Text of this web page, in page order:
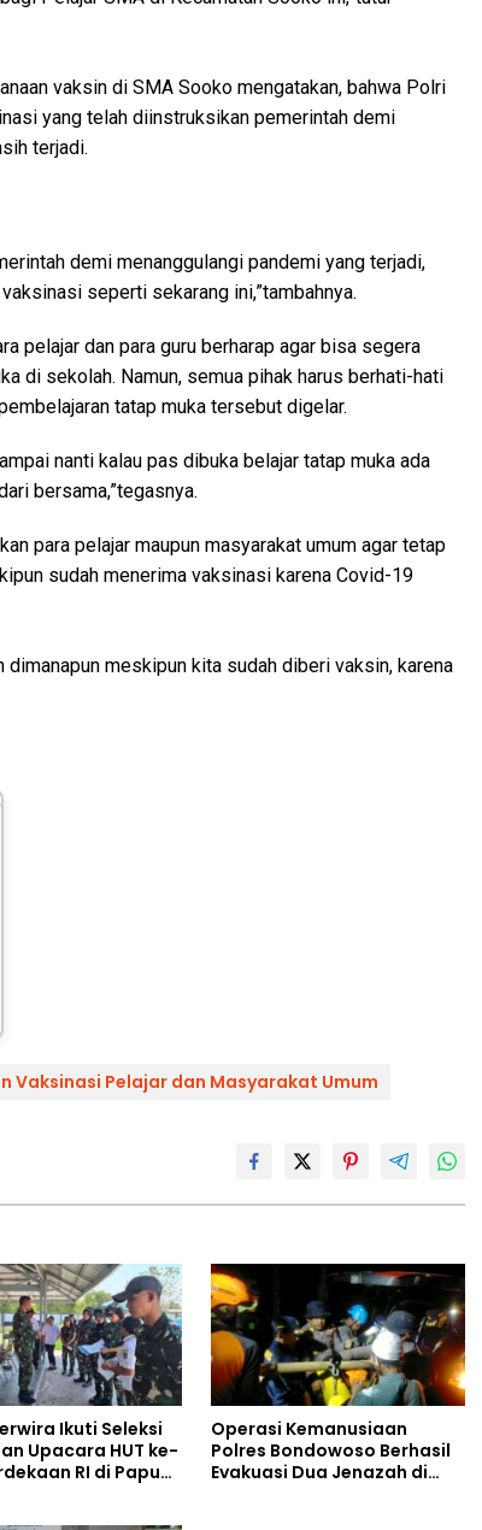
vaksin di SMA Sooko mengatakan, bahwa Polri
yang telah diinstruksikan pemerintah demi
terjadi.
demi menanggulangi pandemi yang terjadi,
seperti sekarang ini,”tambahnya.
pelajar dan para guru berharap agar bisa segera
di sekolah. Namun, semua pihak harus berhati-hati
tatap muka tersebut digelar.
nanti kalau pas dibuka belajar tatap muka ada
bersama,”tegasnya.
para pelajar maupun masyarakat umum agar tetap
sudah menerima vaksinasi karena Covid-19
meskipun kita sudah diberi vaksin, karena
Vaksinasi Pelajar dan Masyarakat Umum
Ikuti Seleksi
Upacara HUT ke-
RI di Papua
Operasi Kemanusiaan
Polres Bondowoso Berhasil
Evakuasi Dua Jenazah di